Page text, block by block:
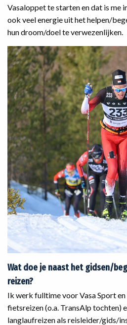
Vasaloppet te starten en dat is me
ook veel energie uit het helpen/
hun droom/doel te verwezenlijken.
Wat doe je naast het gidsen/
reizen?
‌Ik werk fulltime voor Vasa Sport
fietsreizen (o.a. TransAlp tochten)
langlaufreizen als reisleider/gids/